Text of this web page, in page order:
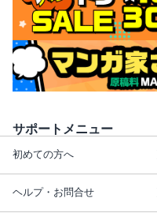
サポートメニュー
初めての方へ
ヘルプ・お問合せ